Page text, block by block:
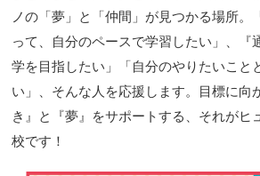
ノの「夢」と「仲間」が見つかる場所。
って、自分のペースで学習したい」、『
学を目指したい」「自分のやりたいこと
い」、そんな人を応援します。目標に向
き』と『夢』をサポートする、それがヒ
校です！